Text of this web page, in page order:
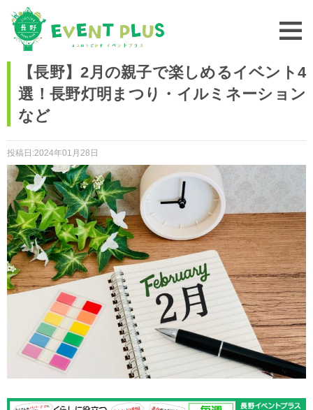
【長野】2月の親子で楽しめるイベント4
選！長野灯明まつり・イルミネーション
など
投稿日:2024年01月28日